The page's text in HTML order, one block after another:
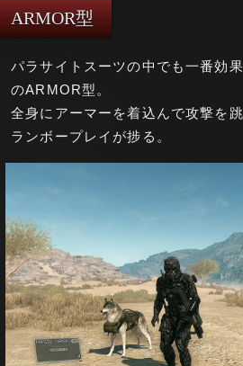
ARMOR型
パラサイトスーツの中でも一番効
のARMOR型。
全身にアーマーを着込んで攻撃を跳
ランボープレイが捗る。